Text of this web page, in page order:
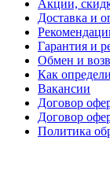
Акции,
Доставка и
Гарантия и
Обмен и
Как
Вакансии
Договор
Договор
Политика